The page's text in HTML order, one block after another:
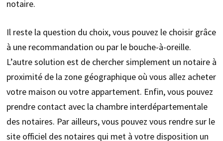
notaire.
Il reste la question du choix, vous pouvez le choisir grâce
à une recommandation ou par le bouche-à-oreille.
L’autre solution est de chercher simplement un notaire à
proximité de la zone géographique où vous allez acheter
votre maison ou votre appartement. Enfin, vous pouvez
prendre contact avec la chambre interdépartementale
des notaires. Par ailleurs, vous pouvez vous rendre sur le
site officiel des notaires qui met à votre disposition un